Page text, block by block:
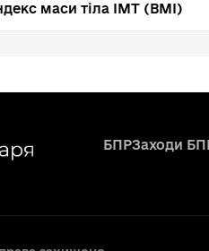
маси тіла ІМТ (BMI)
БПРЗаходи